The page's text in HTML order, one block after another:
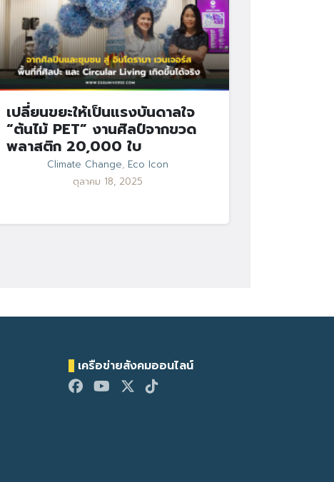
เปลี่ยนขยะให้เป็นแรงบันดาลใจ
“ต้นไม้ PET” งานศิลป์จากขวด
พลาสติก 20,000 ใบ
Climate Change, Eco Icon
ตุลาคม 18, 2025
เครือข่ายสังคมออนไลน์